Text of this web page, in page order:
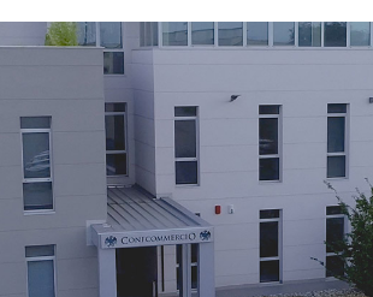
CHI SIAMO
SERVIZI
CATEGORIE
DELEGAZIONI
ATTIVITÀ STORICHE